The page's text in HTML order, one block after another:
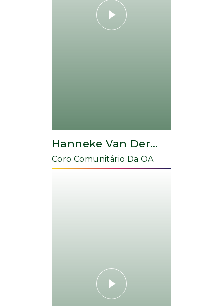
Hanneke Van Der
Glas
Coro Comunitário Da OA